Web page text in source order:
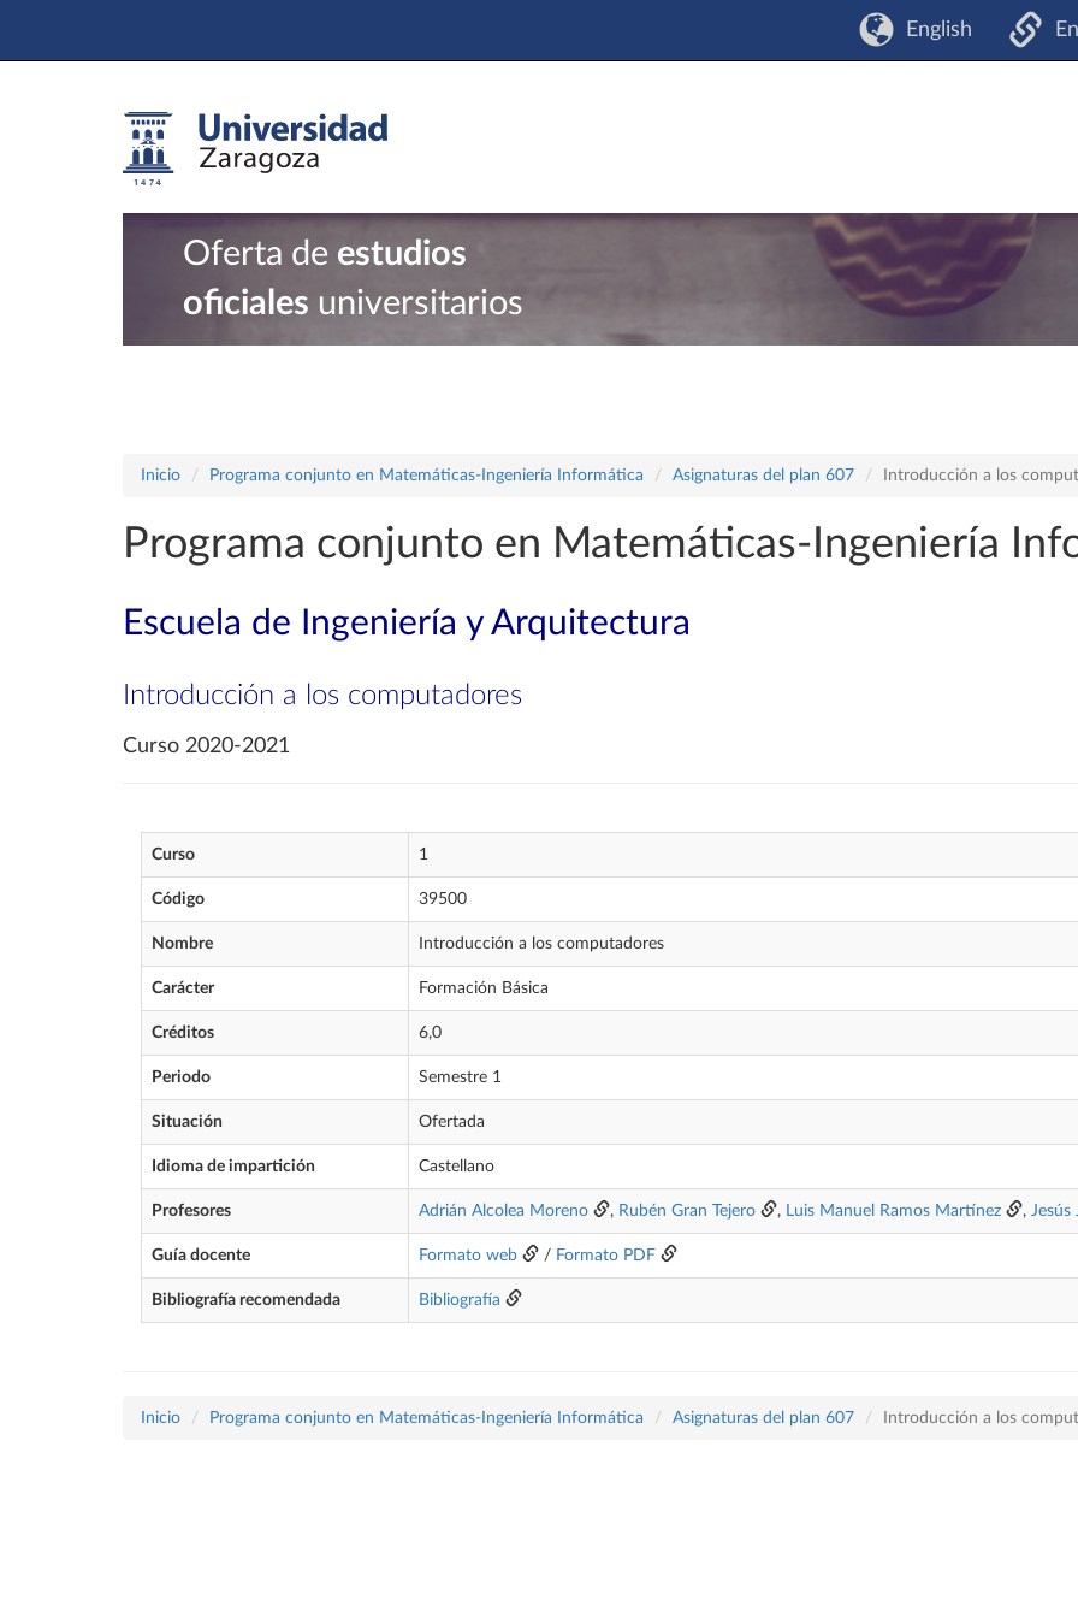
English
Oferta de estudios
oficiales universitarios
Inicio Programa conjunto en Matemáticas-Ingeniería Informática Asignaturas del plan 607 Introducción a los
Programa conjunto en Matemáticas-Ingeniería
Escuela de Ingeniería y Arquitectura
Introducción a los computadores
Curso 2020-2021
Curso 1
Código 39500
Nombre Introducción a los computadores
Carácter Formación Básica
Créditos 6,0
Periodo Semestre 1
Situación Ofertada
Idioma de impartición Castellano
Profesores Adrián Alcolea Moreno , Rubén Gran Tejero , Luis Manuel Ramos Martínez , Jesús
Guía docente Formato web / Formato PDF
Bibliografía recomendada Bibliografía
Inicio Programa conjunto en Matemáticas-Ingeniería Informática Asignaturas del plan 607 Introducción a los